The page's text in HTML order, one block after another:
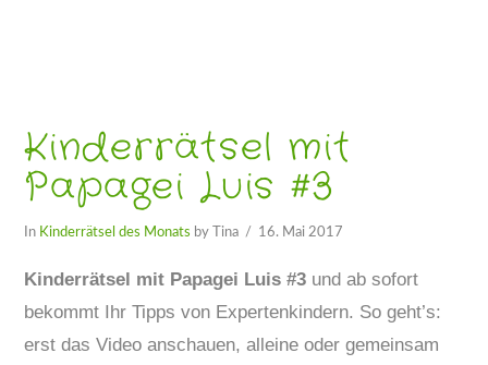
Kinderrätsel mit
Papagei Luis #3
In Kinderrätsel des Monats by Tina 16. Mai 2017
Kinderrätsel mit Papagei Luis #3 und ab sofort
bekommt Ihr Tipps von Expertenkindern. So geht’s:
erst das Video anschauen, alleine oder gemeinsam